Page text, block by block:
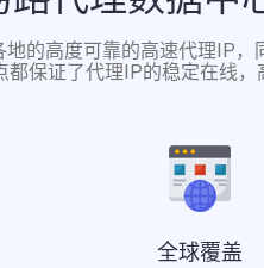
的高度可靠的高速代理IP
保证了代理IP的稳定在线
全球覆盖